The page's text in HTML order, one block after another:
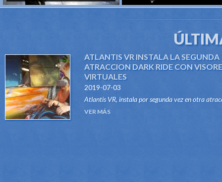
ATLANTIS VR INSTALA LA SEGUNDA
ATRACCION DARK RIDE CON
VIRTUALES
2019-07-03
Atlantis VR, instala por segunda vez en otra
del tipo Dark Ride, su sistema "VR RIDES".
VER MÁS